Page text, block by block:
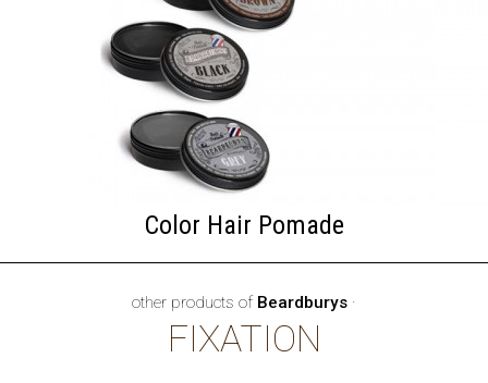
Color Hair Pomade
other products of Beardburys ·
FIXATION